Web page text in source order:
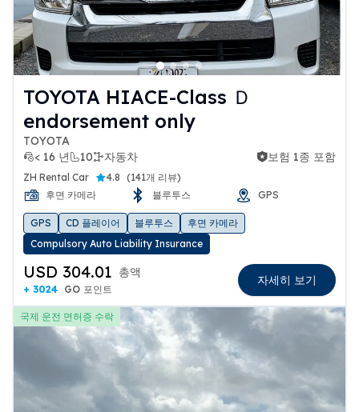
TOYOTA HIACE-Class Ｄ
endorsement only
TOYOTA
< 16 년
10 자동차
보험 1종 포함 보험 1종 포함
ZH Rental Car 4.8 (141개 리뷰)
후면 카메라
블루투스 GPS
GPS CD 플레이어 블루투스
후면 카메라
Compulsory Auto Liability Insurance
USD 304.01 총액
+ 3024 GO 포인트
자세히 보기
국제 운전 면허증 수락